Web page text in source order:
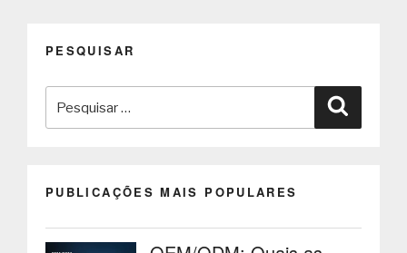
de
estações
experiência
PESQUISAR
por:
PUBLICAÇÕES MAIS POPULARES